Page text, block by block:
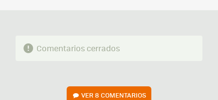
Comentarios cerrados
VER8 COMENTARIOS